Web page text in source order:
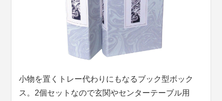
小物を置くトレー代わりにもなるブック型ボック
ス。2個セットなので玄関やセンターテーブル用